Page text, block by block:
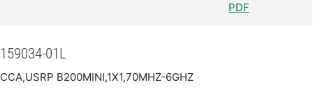
PDF
159034-01L
CCA,USRP B200MINI,1X1,70MHZ-6GHZ